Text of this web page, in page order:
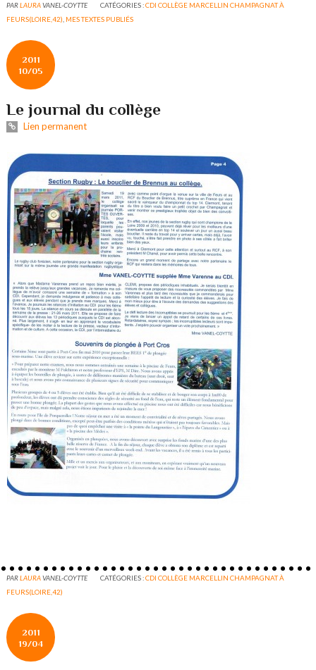
PARLAURAVANEL-COYTTE CATÉGORIES :CDI COLLÈGE MARCELLIN CHAMPAGNAT À
FEURS(LOIRE,42) MES TEXTES PUBLIÉS
2011
10/05
Le journal du collège
Lien permanent
PARLAURAVANEL-COYTTE CATÉGORIES :CDI COLLÈGE MARCELLIN CHAMPAGNAT À
FEURS(LOIRE,42)
2011
19/04